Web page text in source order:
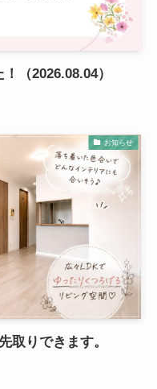
（2026.08.04）
お知らせ
りできます。